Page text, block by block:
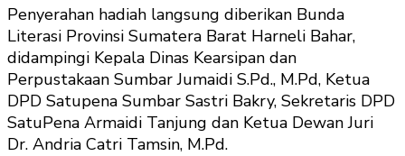
Penyerahan hadiah langsung diberikan Bunda
Literasi Provinsi Sumatera Barat Harneli Bahar,
didampingi Kepala Dinas Kearsipan dan
Perpustakaan Sumbar Jumaidi S.Pd., M.Pd, Ketua
DPD Satupena Sumbar Sastri Bakry, Sekretaris DPD
SatuPena Armaidi Tanjung dan Ketua Dewan Juri
Dr. Andria Catri Tamsin, M.Pd.